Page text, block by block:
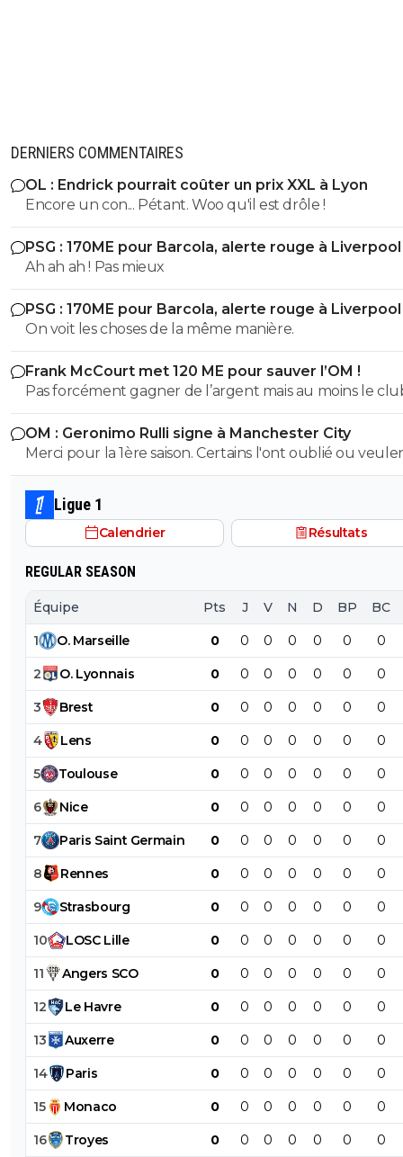
DERNIERS COMMENTAIRES
OL : Endrick pourrait coûter un prix XXL à Lyon
Encore un con... Pétant. Woo qu'il est drôle !
PSG : 170ME pour Barcola, alerte rouge à Liverpool
Ah ah ah ! Pas mieux
PSG : 170ME pour Barcola, alerte rouge à Liverpool
On voit les choses de la même manière.
Frank McCourt met 120 ME pour sauver l’OM !
Pas forcément gagner de l’argent mais au moins le
aurait du être auto suffisant en assurant au moins la
chaque saison , c ce qui aurait du être fait avec tout cet
oseille mal géré par l’escroc espagnol .
OM : Geronimo Rulli signe à Manchester City
Merci pour la 1ère saison. Certains l'ont oublié ou
minimiser, mais il n'a pas été élu 2ème (devant
olympien de l'année pour la saison 2024/2025 pour
Ligue 1
Calendrier Résultats
REGULAR SEASON
Équipe Pts J V N D BP BC
1 O. Marseille 0 0 0 0 0 0 0
2 O. Lyonnais 0 0 0 0 0 0 0
3 Brest 0 0 0 0 0 0 0
4 Lens 0 0 0 0 0 0 0
5 Toulouse 0 0 0 0 0 0 0
6 Nice 0 0 0 0 0 0 0
7 Paris Saint Germain 0 0 0 0 0 0 0
8 Rennes 0 0 0 0 0 0 0
9 Strasbourg 0 0 0 0 0 0 0
10 LOSC Lille 0 0 0 0 0 0 0
11 Angers SCO 0 0 0 0 0 0 0
12 Le Havre 0 0 0 0 0 0 0
13 Auxerre 0 0 0 0 0 0 0
14 Paris 0 0 0 0 0 0 0
15 Monaco 0 0 0 0 0 0 0
16 Troyes 0 0 0 0 0 0 0